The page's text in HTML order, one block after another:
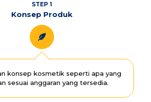
STEP 1
Konsep Produk
konsep kosmetik seperti apa yang
sesuai anggaran yang tersedia.